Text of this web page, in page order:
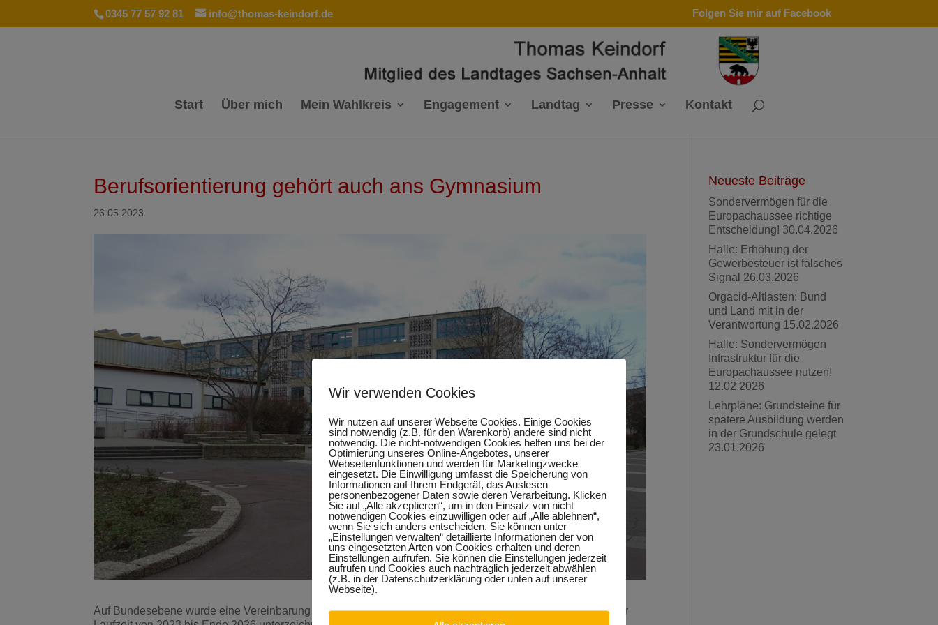
0345 77 57 92 81 info@thomas-keindorf.de Folgen Sie mir auf Facebook
Start Über mich Mein Wahlkreis Engagement Landtag Presse Kontakt
Berufsorientierung gehört auch ans Gymnasium
26.05.2023
Auf Bundesebene wurde eine Vereinbarung der Allianz für Aus- und Weiterbildung in dieser Woche mit einer
Neueste Beiträge
Sondervermögen für die
Europachaussee richtige
Entscheidung! 30.04.2026
Halle: Erhöhung der
Gewerbesteuer ist falsches
Signal 26.03.2026
Orgacid-Altlasten: Bund
und Land mit in der
Verantwortung 15.02.2026
Halle: Sondervermögen
Infrastruktur für die
Europachaussee nutzen!
12.02.2026
Lehrpläne: Grundsteine für
spätere Ausbildung werden
in der Grundschule gelegt
23.01.2026
Wir verwenden Cookies
Wir nutzen auf unserer Webseite Cookies. Einige Cookies
sind notwendig (z.B. für den Warenkorb) andere sind nicht
notwendig. Die nicht-notwendigen Cookies helfen uns bei der
Optimierung unseres Online-Angebotes, unserer
Webseitenfunktionen und werden für Marketingzwecke
eingesetzt. Die Einwilligung umfasst die Speicherung von
Informationen auf Ihrem Endgerät, das Auslesen
personenbezogener Daten sowie deren Verarbeitung. Klicken
Sie auf „Alle akzeptieren“, um in den Einsatz von nicht
notwendigen Cookies einzuwilligen oder auf „Alle ablehnen“,
wenn Sie sich anders entscheiden. Sie können unter
„Einstellungen verwalten“ detaillierte Informationen der von
uns eingesetzten Arten von Cookies erhalten und deren
Einstellungen aufrufen. Sie können die Einstellungen jederzeit
aufrufen und Cookies auch nachträglich jederzeit abwählen
(z.B. in der Datenschutzerklärung oder unten auf unserer
Webseite).